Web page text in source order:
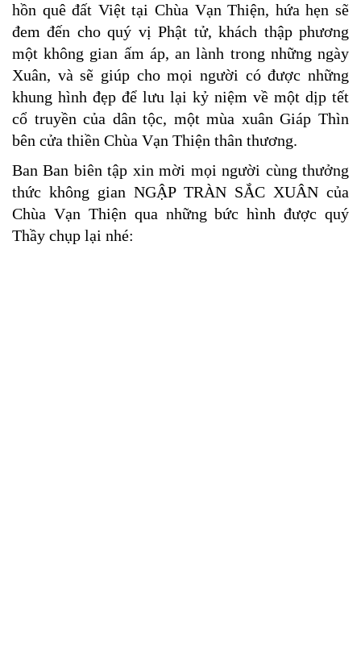
hồn quê đất Việt tại Chùa Vạn Thiện, hứa hẹn sẽ
đem đến cho quý vị Phật tử, khách thập phương
một không gian ấm áp, an lành trong những ngày
Xuân, và sẽ giúp cho mọi người có được những
khung hình đẹp để lưu lại kỷ niệm về một dịp tết
cổ truyền của dân tộc, một mùa xuân Giáp Thìn
bên cửa thiền Chùa Vạn Thiện thân thương.
Ban Ban biên tập xin mời mọi người cùng thưởng
thức không gian NGẬP TRÀN SẮC XUÂN của
Chùa Vạn Thiện qua những bức hình được quý
Thầy chụp lại nhé: